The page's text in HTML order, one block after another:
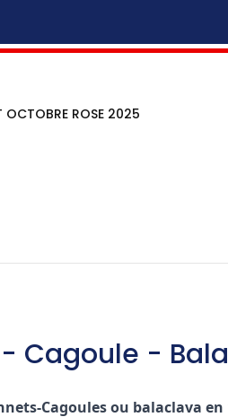
OCTOBRE ROSE 2025
Cagoule -
Cagoules ou balaclava